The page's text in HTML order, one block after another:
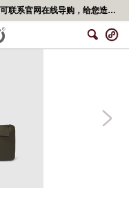
网”，绑定享更多会员权益